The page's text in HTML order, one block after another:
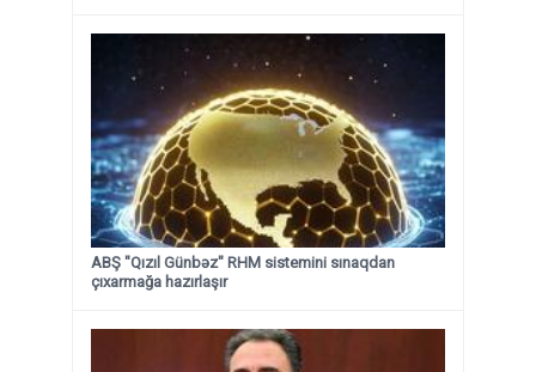
ABŞ "Qızıl Günbəz" RHM sistemini sınaqdan
çıxarmağa hazırlaşır